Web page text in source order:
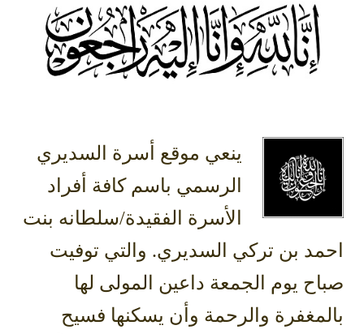
ينعي موقع أسرة السديري
الرسمي باسم كافة أفراد
الأسرة الفقيدة/سلطانه بنت
احمد بن تركي السديري. والتي توفيت
صباح يوم الجمعة داعين المولى لها
بالمغفرة والرحمة وأن يسكنها فسيح